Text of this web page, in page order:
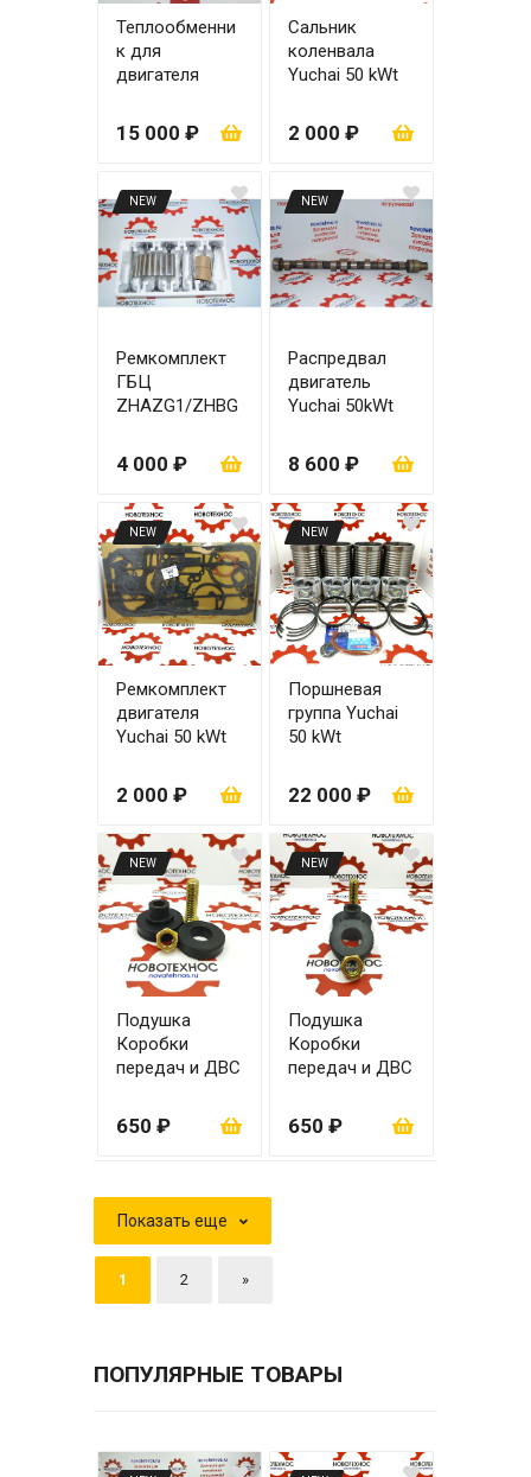
Теплообменни
к для
двигателя
15 000 ₽
Сальник
коленвала
Yuchai 50 kWt
60x85\100x125
(Оригинал)
2 000 ₽
NEW
Ремкомплект
ГБЦ
ZHAZG1/ZHBG
4 000 ₽
NEW
Распредвал
двигатель
Yuchai 50kWt
8 600 ₽
NEW
Ремкомплект
двигателя
Yuchai 50 kWt
2 000 ₽
NEW
Поршневая
группа Yuchai
50 kWt
22 000 ₽
NEW
Подушка
Коробки
передач и ДВС
650 ₽
NEW
Подушка
Коробки
передач и ДВС
650 ₽
Показать еще
1 2 »
ПОПУЛЯРНЫЕ ТОВАРЫ